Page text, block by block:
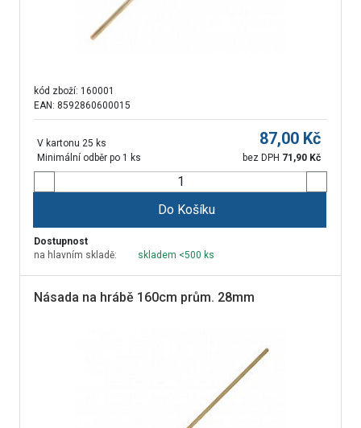
kód zboží: 160001
EAN: 8592860600015
V kartonu 25 ks
Minimální odběr po 1 ks
87,00 Kč
bez DPH 71,90 Kč
Do Košíku
Dostupnost
na hlavním skladě:
skladem <500 ks
Násada na hrábě 160cm prům. 28mm